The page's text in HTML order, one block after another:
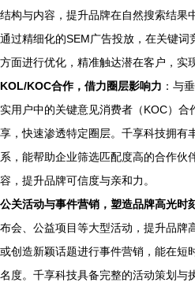
结构与内容，提升品牌在自然搜索结果
通过精细化的SEM广告投放，在关键
方面进行优化，精准触达潜在客户，实
KOL/KOC合作，借力圈层影响力 ：与
实用户中的关键意见消费者（KOC）合
享，快速渗透特定圈层。千享科技拥有
系，能帮助企业筛选匹配度高的合作伙
容，提升品牌可信度与亲和力。
公关活动与事件营销，塑造品牌高光时
布会、公益项目等大型活动，提升品牌
或创造新颖话题进行事件营销，能在短
名度。千享科技具备完整的活动策划与